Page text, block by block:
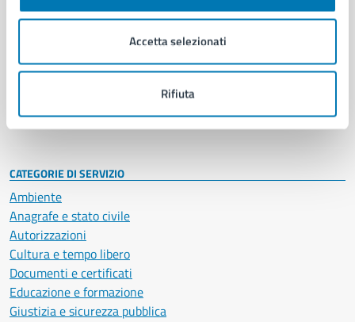
Accetta selezionati
Rifiuta
Uffici
Politici
Intranet, posta aziendale e protocollo
CATEGORIE DI SERVIZIO
Ambiente
Anagrafe e stato civile
Autorizzazioni
Cultura e tempo libero
Documenti e certificati
Educazione e formazione
Giustizia e sicurezza pubblica